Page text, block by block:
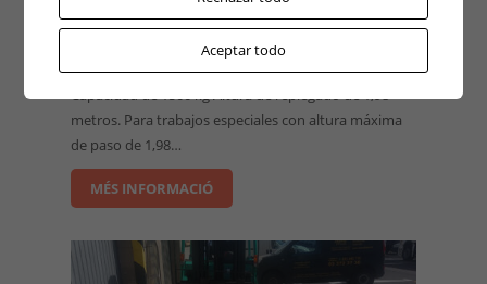
Carretilla Toyota
Capacidad de 1500 kg Altura de replegado de 1,98
metros. Para trabajos especiales con altura máxima
de paso de 1,98…
MÉS INFORMACIÓ
Aceptar todo